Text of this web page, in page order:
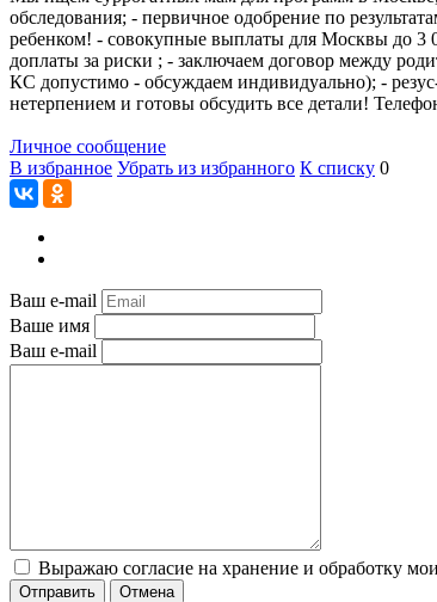
обследования; - первичное одобрение по
ребенком! - совокупные выплаты для Москвы до 3
доплаты за риски ; - заключаем договор между
КС допустимо - обсуждаем индивидуально); -
нетерпением и готовы обсудить все детали!
Личное сообщение
В избранное Убрать из избранного К списку 0
Ваш e-mail
Ваше имя
Ваш e-mail
Выражаю согласие на хранение и обработку
Отправить Отмена